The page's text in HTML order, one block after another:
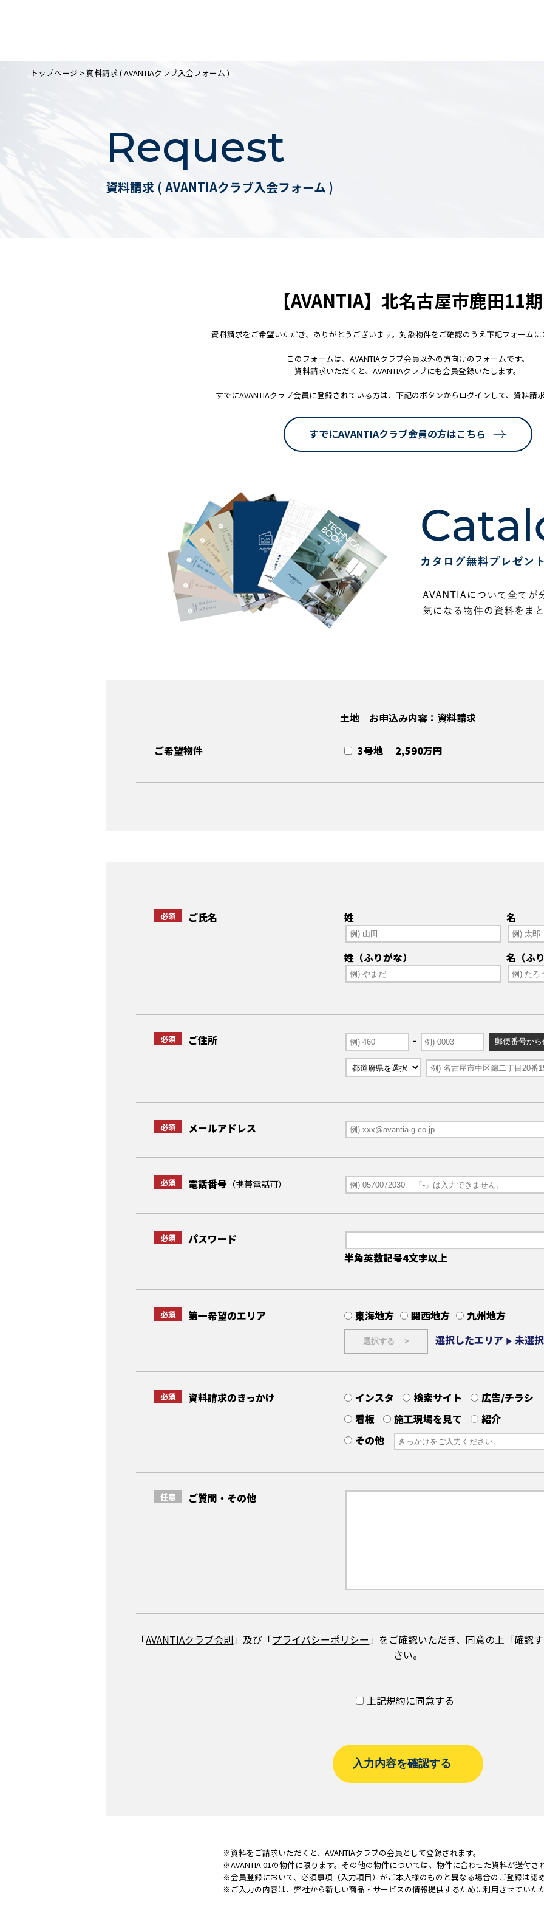
トップページ > 資料請求 ( AVANTIAクラブ入会フォーム )
Request
資料請求 ( AVANTIAクラブ入会フォーム )
【AVANTIA】 北名古屋市鹿田11期
資料請求をご希望いただき、ありがとうございます。対象物件をご確認のうえ下記フォーム
このフォームは、AVANTIAクラブ会員以外の方向けのフォームです。
資料請求いただくと、AVANTIAクラブにも会員登録いたします。
すでにAVANTIAクラブ会員に登録されている方は、下記のボタンからログインして、資料請
すでにAVANTIAクラブ会員の方はこちら
土地 お申込み内容：資料請求
ご希望物件 3号地 2,590万円
必須 ご氏名 姓 名
姓（ふりがな） 名（ふ
必須 ご住所 -
必須 メールアドレス
必須 電話番号 （携帯電話可）
必須
パスワード
半角英数記号4文字以上
必須 第一希望のエリア 東海地方 関西地方 九州地方
選択する > 選択したエリア ▶ 未選択
必須 資料請求のきっかけ インスタ 検索サイト
広告/チラシ
看板
施工現場を見て
紹介
その他
任意 ご質問・その他
「AVANTIAクラブ会則」及び「プライバシーポリシー」をご確認いただき、同意の上「確認
さい。
上記規約に同意する
※資料をご請求いただくと、 AVANTIAクラブの会員として登録されます。
※AVANTIA 01の物件に限ります。その他の物件については、物件に合わせた資料が送付さ
※会員登録において、必須事項（入力項目）がご本人様のものと異なる場合のご登録は認
※ご入力の内容は、弊社から新しい商品・サービスの情報提供するために利用させていた